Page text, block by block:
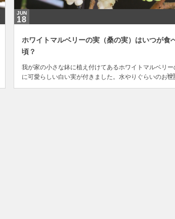
JUN
18
ホワイトマルベリーの実（桑の実）はいつが食
頃？
我が家の小さな鉢に植え付けてあるホワイトマルベリー
に可愛らしい白い実が付きました。水やりぐらいのお世
かしていないのですが、毎年こうして実を付けるホワイ